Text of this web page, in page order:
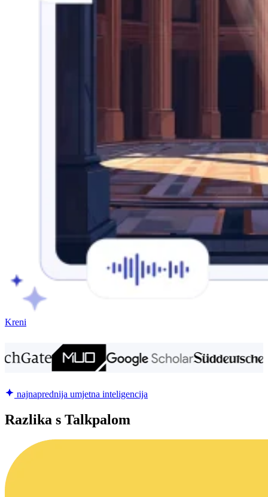
Kreni
najnaprednija umjetna inteligencija
Razlika s Talkpalom